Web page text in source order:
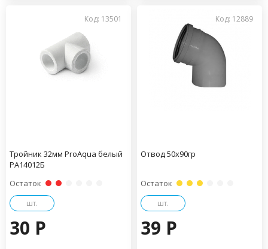
Код: 13501
Тройник 32мм ProAqua белый
PA14012Б
Остаток
шт.
30 P
Код: 12889
Отвод 50х90гр
Остаток
шт.
39 P